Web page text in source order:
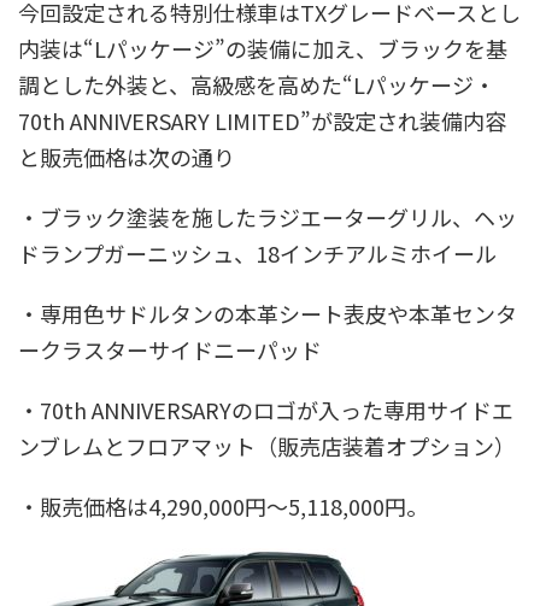
今回設定される特別仕様車はTXグレードベースとし
内装は“Lパッケージ”の装備に加え、ブラックを基
調とした外装と、高級感を高めた“Lパッケージ・
70th ANNIVERSARY LIMITED”が設定され装備内容
と販売価格は次の通り
・ブラック塗装を施したラジエーターグリル、ヘッ
ドランプガーニッシュ、18インチアルミホイール
・専用色サドルタンの本革シート表皮や本革センタ
ークラスターサイドニーパッド
・70th ANNIVERSARYのロゴが入った専用サイドエ
ンブレムとフロアマット（販売店装着オプション）
・販売価格は4,290,000円～5,118,000円。